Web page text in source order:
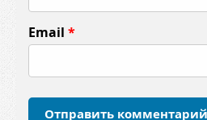
т
а
р
и
Email *